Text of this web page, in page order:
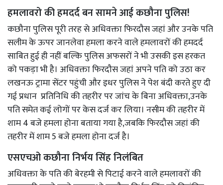
हमलावरो की हमदर्द बन सामने आई कछौना पुलिस!
कछौना पुलिस पूरी तरह से अधिवक्ता फिरदौस जहां और उनके पति
सलीम के ऊपर जानलेवा हमला करने वाले हमलावरों की हमदर्द
साबित हुई ही नहीं बल्कि पुलिस अफसरों ने भी उसकी इस हरकत
को पकड़ा भी है। अधिवक्ता फिरदौस जहां अपने पति को उठा कर
लखनऊ ट्रामा सेंटर पहुंची और इधर पुलिस ने पेश बंदी करते हुए दी
गई प्रधान प्रतिनिधि की तहरीर पर जांच के बिना अधिवक्ता,उनके
पति समेत कई लोगों पर केस दर्ज कर लिया। नसीम की तहरीर में
शाम 4 बजे हमला होना बताया गया है,जबकि फिरदौस जहां की
तहरीर में शाम 5 बजे हमला होना दर्ज है।
एसएचओ कछौना निर्भय सिंह निलंबित
अधिवक्ता के पति की बेरहमी से पिटाई करने वाले हमलावरों की